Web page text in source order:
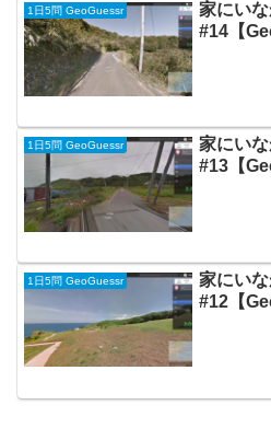
1日5問 GeoGuessr
家にい
#14【
1日5問 GeoGuessr
家にい
#13【
1日5問 GeoGuessr
家にい
#12【